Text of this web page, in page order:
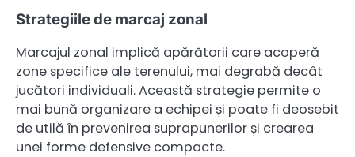
Strategiile de marcaj zonal
Marcajul zonal implică apărătorii care acoperă
zone specifice ale terenului, mai degrabă decât
jucători individuali. Această strategie permite o
mai bună organizare a echipei și poate fi deosebit
de utilă în prevenirea suprapunerilor și crearea
unei forme defensive compacte.